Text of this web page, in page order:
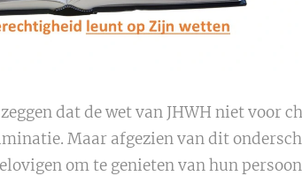
dat de wet van JHWH niet voor
Maar afgezien van dit
om te genieten van hun